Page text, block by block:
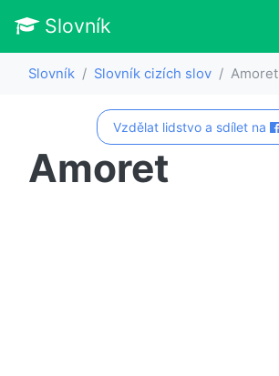
Slovník
Slovník Slovník cizích slov Amoret
Vzdělat lidstvo a sdílet na
Amoret